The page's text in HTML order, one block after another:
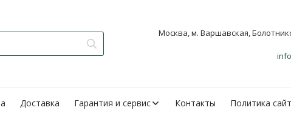
Москва, м. Варшавская,
Доставка Гарантия и сервис Контакты Политика